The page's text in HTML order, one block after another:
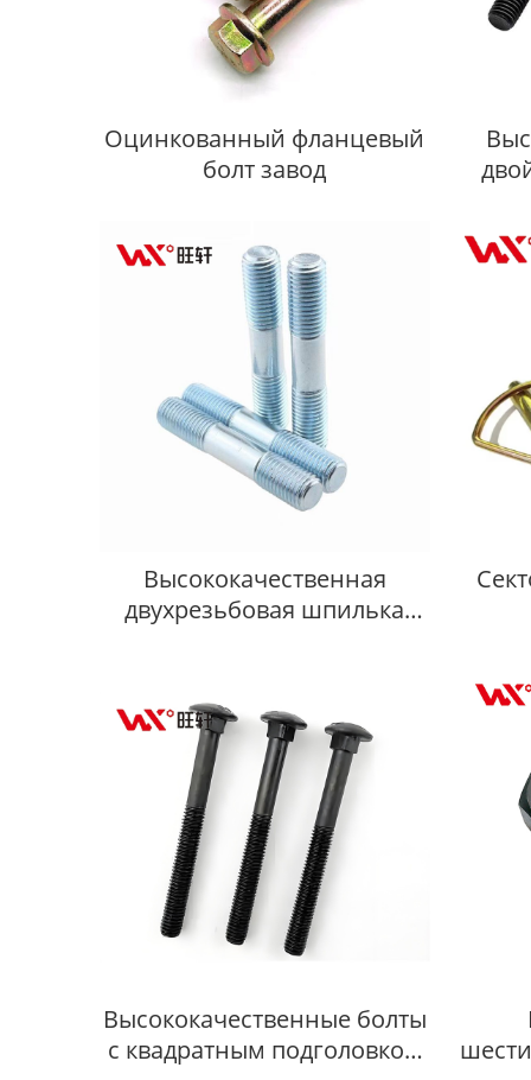
Оцинкованный фланцевый
болт завод
Высококачественная
двухрезьбовая шпилька
цинковая
Высококачественные болты
с квадратным подголовком